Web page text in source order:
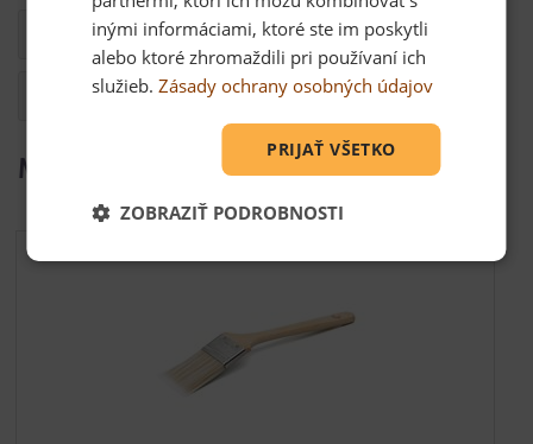
Kompatibilita
Otázka
Mohlo by Vás zaujímať
inými informáciami, ktoré ste im poskytli
alebo ktoré zhromaždili pri používaní ich
služieb.Zásady ochrany osobných údajov
PRIJAŤ VŠETKO
ZOBRAZIŤ PODROBNOSTI